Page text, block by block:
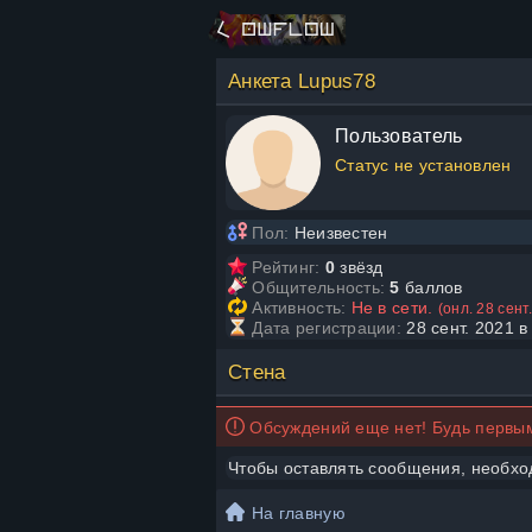
Анкета Lupus78
Пользователь
Статус не установлен
Пол: Неизвестен
Рейтинг: 0 звёзд
Общительность: 5 баллов
Активность: Не в сети. (онл. 28
Дата регистрации: 28 сент. 2021
Стена
Обсуждений еще нет! Будь
Чтобы оставлять сообщения,
На главную